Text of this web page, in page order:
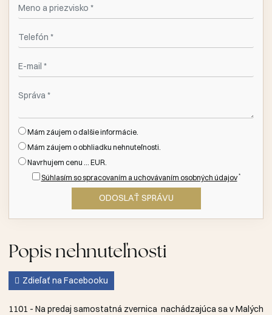
Popis nehnuteľnosti
Zdieľať na Facebooku
1101 - Na predaj samostatná zvernica nachádzajúca sa v Malých
Mám záujem o ďalšie informácie.
Mám záujem o obhliadku nehnuteľnosti.
Navrhujem cenu ... EUR.
Súhlasím so spracovaním a uchovávaním osobných údajov *